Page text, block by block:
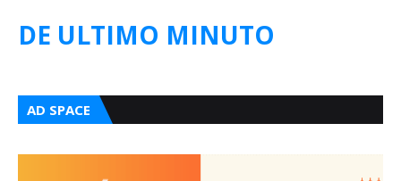
DE ULTIMO MINUTO
AD SPACE